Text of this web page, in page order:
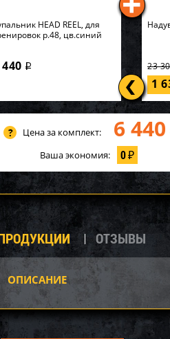
HEAD REEL, для
р.48, цв.синий
i 23
1
Цена за комплект: 6 440
Ваша экономия: 0₽
ОТЗЫВЫ
ОПИСАНИЕ